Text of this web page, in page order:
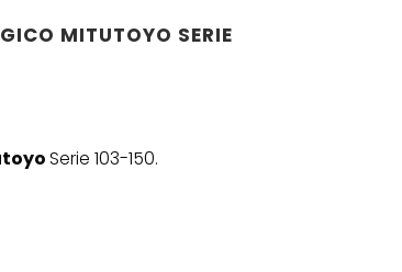
MITUTOYO SERIE
Serie 103-150.